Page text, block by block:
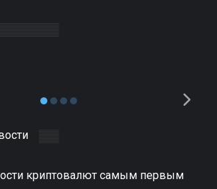
на базе ИИ
криптовалют самым первым